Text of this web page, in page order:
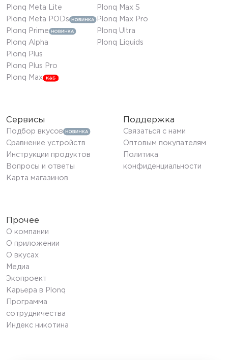
Plonq Meta Lite
Plonq Meta PODs
Plonq Prime
Plonq Alpha
Plonq Plus
Plonq Plus Pro
Plonq Max
Plonq Max S
Plonq Max Pro
Plonq Ultra
Plonq Liquids
Сервисы
Подбор вкусов
Сравнение устройств
Инструкции продуктов
Вопросы и ответы
Карта магазинов
Поддержка
Связаться с нами
Оптовым покупателям
Политика
конфиденциальности
Прочее
О компании
О приложении
О вкусах
Медиа
Экопроект
Карьера в Plonq
Программа
сотрудничества
Индекс никотина